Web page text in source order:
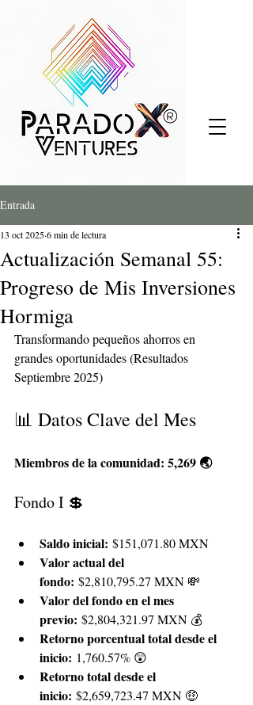
Entrada
Actualización Semanal 55:
Progreso de Mis Inversiones
Hormiga
13 oct 20256 min de lectura
Transformando pequeños ahorros en
grandes oportunidades (Resultados
Septiembre 2025)
📊 Datos Clave del Mes
Miembros de la comunidad: 5,269 🌏
Fondo I 💲
Saldo inicial: $151,071.80 MXN
Valor actual del
fondo: $2,810,795.27 MXN 💸
Valor del fondo en el mes
previo: $2,804,321.97 MXN 💰
Retorno porcentual total desde el
inicio: 1,760.57% 😲
Retorno total desde el
inicio: $2,659,723.47 MXN 🤑